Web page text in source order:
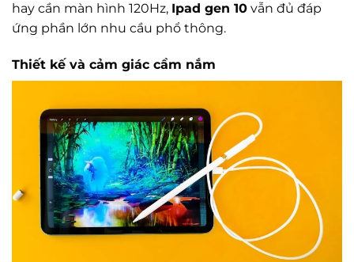
hay cần màn hình 120Hz, Ipad gen 10 vẫn đủ đáp
ứng phần lớn nhu cầu phổ thông.
Thiết kế và cảm giác cầm nắm